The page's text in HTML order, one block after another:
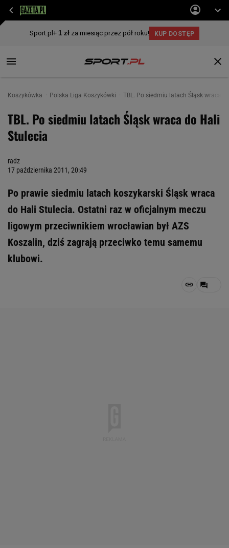
Koszykówka Polska Liga Koszykówki TBL. Po siedmiu latach Śląsk wraca
TBL. Po siedmiu latach Śląsk wraca do Hali
Stulecia
radz
17 października 2011, 20:49
Po prawie siedmiu latach koszykarski Śląsk wraca
do Hali Stulecia. Ostatni raz w oficjalnym meczu
ligowym przeciwnikiem wrocławian był AZS
Koszalin, dziś zagrają przeciwko temu samemu
klubowi.